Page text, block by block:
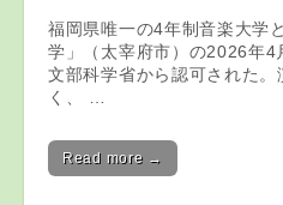
福岡県唯一の4年制音楽大学
学」（太宰府市）の2026年
文部科学省から認可された。
く、 …
Read more →